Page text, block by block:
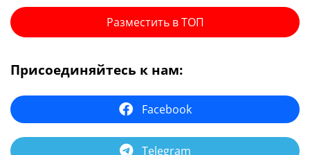
Разместить в ТОП
Присоединяйтесь к нам:
Facebook
Telegram